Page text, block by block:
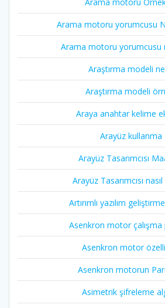
Arama motoru
Arama motoru yorumcusu
Arama motoru yorumcusu
Araştırma modeli
Araştırma modeli
Araya anahtar kelime
Arayüz kullanma
Arayüz Tasarımcısı
Arayüz Tasarımcısı
Artırımlı yazılım
Asenkron motor çalışma
Asenkron motor
Asenkron motorun
Asimetrik şifreleme